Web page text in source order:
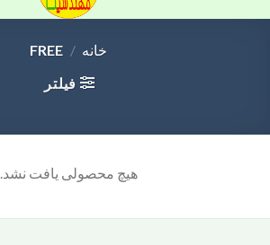
خانه /
FREE
فیلتر
هیچ محصولی یافت نشد.